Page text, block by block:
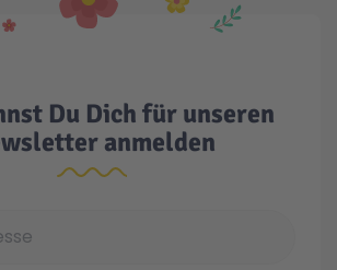
Du Dich für unseren
anmelden